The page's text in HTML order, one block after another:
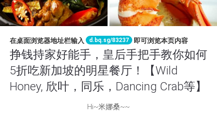
在桌面浏览器地址栏输入 d.bq.sg/83237 即可浏览本页内容
挣钱持家好能手，皇后手把手教你如何
5折吃新加坡的明星餐厅！【Wild
Honey, 欣叶，同乐，Dancing Crab等】
Hi~米娜桑~~